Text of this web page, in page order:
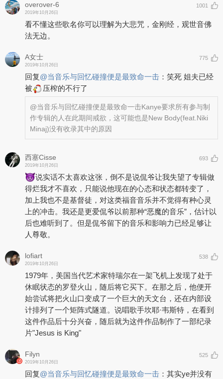
Throughout 2019, Kanye began hosting “Sunday Service” worship
events, where he performs gospel-inspired versions of his classic
songs with a choir and special guests. On the morning of Easter
2019, he debuted the album’s seventh track, “Water,” at
On September 27, 2019, fans speculated that Kanye would
release the album after his Detroit Sunday Service. Instead,
Detroit’s Fox Theatre announced a free show via Twitter, called
‘Jesus Is King: A Kanye West Experience,’ where Kanye played the
album privately. An hour before the show’s start, Kim tweeted once
again, sharing an updated tracklist. After the show, Kim uploaded
an Instagram story announcing that the album would release on
Sunday, September 29, following listening parties in Chicago and
no subsequent announcements for almost a month.
On October 20, 2019, Kanye made a sudden reappearance on
Twitter to announce that the new release date was set for October
25, 2019. He also revealed the cover art, featuring blue vinyl.
overover-6
2019年10月26日
1001
看不懂这些歌名你可以理解为大悲咒，金刚经，观世音佛
法无边。
A女士
2019年10月26日
775
回复@当音乐与回忆碰撞便是最致命一击 ： 笑死 姐夫已经
被
压榨的不行了
@当音乐与回忆碰撞便是最致命一击Kanye要求所有参与制
作专辑的人在此期间戒欲，这可能也是New Body(feat.Niki
Minaj)没有收录其中的原因
西塞Cisse
2019年10月26日
693
说实话不太喜欢这张，倒不是说侃爷让我失望了专辑做
得烂我才不喜欢，只能说他现在的心态和状态都转变了，
加上我也不是基督徒，对这类福音音乐并不觉得有种心灵
上的冲击。我还是更爱侃爷以前那种“恶魔的音乐”，估计以
后也难听到了。但是侃爷留下的音乐和影响力已经足够让
人尊敬。
lofiart
2019年10月26日
538
1979年，美国当代艺术家特瑞尔在一架飞机上发现了处于
休眠状态的罗登火山，随后将它买下。在那之后，他便开
始尝试将把火山口变成了一个巨大的天文台，还在内部设
计排列了一个矩阵式隧道。说唱歌手坎耶·韦斯特，在看到
这件作品后十分兴奋，随后就为这件作品制作了一部纪录
片"Jesus is King"
Filyn
2019年10月26日
525
回复@当音乐与回忆碰撞便是最致命一击 ： 其实ye并没有